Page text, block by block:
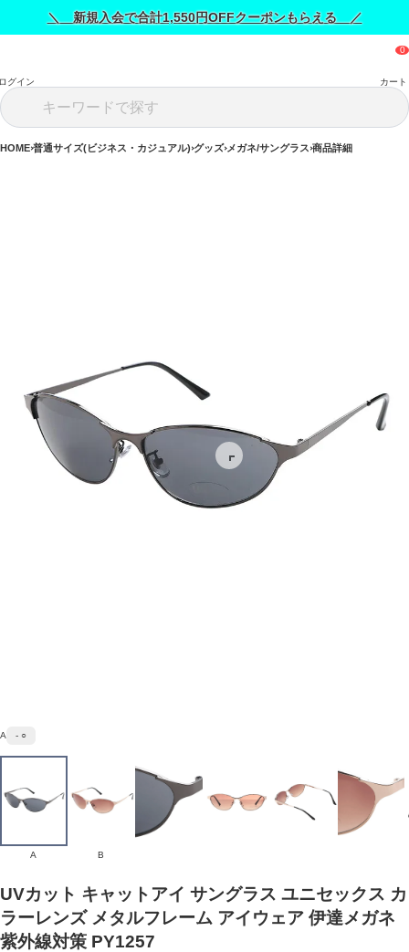
＼ 新規入会で合計1,550円OFFクーポンもらえる ／
グイン カート
HOME 普通サイズ(ビジネス・カジュアル) グッズ メガネ/サングラス 商品詳細
UVカット キャットアイ サングラス ユニセックス カ
ラーレンズ メタルフレーム アイウェア 伊達メガネ
紫外線対策 PY1257
A - ○
A B